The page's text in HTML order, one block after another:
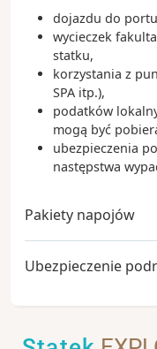
dojazdu do
wycieczek
statku,
korzystania z
SPA itp.),
podatków
mogą być
ubezpieczenia
następstwa
Pakiety napojów
Ubezpieczenie